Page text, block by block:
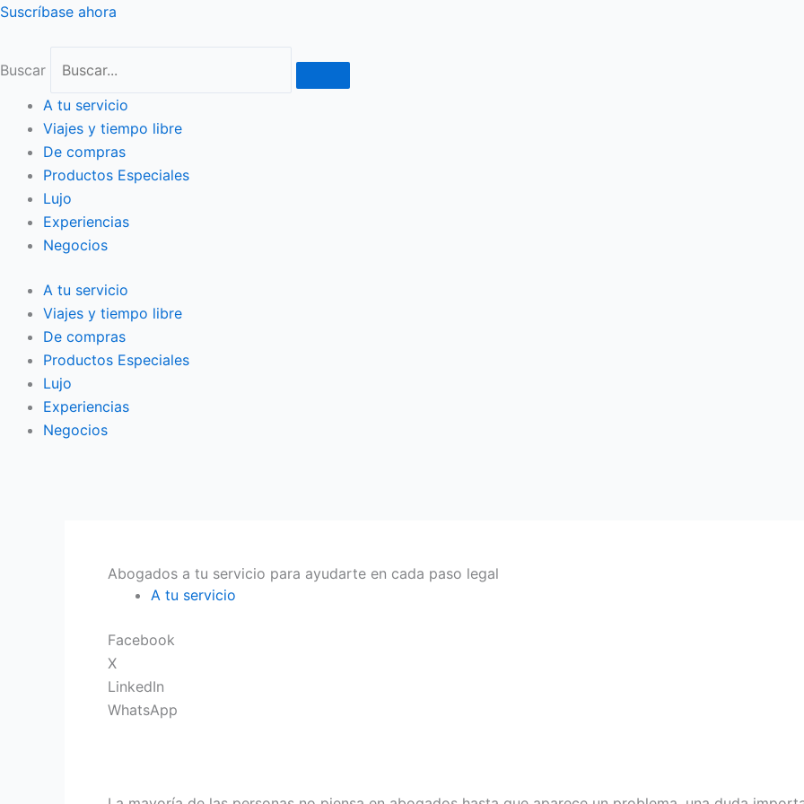
Ir
Suscríbase ahora
Buscar
A tu servicio
Viajes y tiempo libre
De compras
Productos Especiales
Lujo
Experiencias
Negocios
A tu servicio
Viajes y tiempo libre
De compras
Productos Especiales
Lujo
Experiencias
Negocios
Abogados a tu servicio para ayudarte en cada paso legal
A tu servicio
Facebook
X
LinkedIn
WhatsApp